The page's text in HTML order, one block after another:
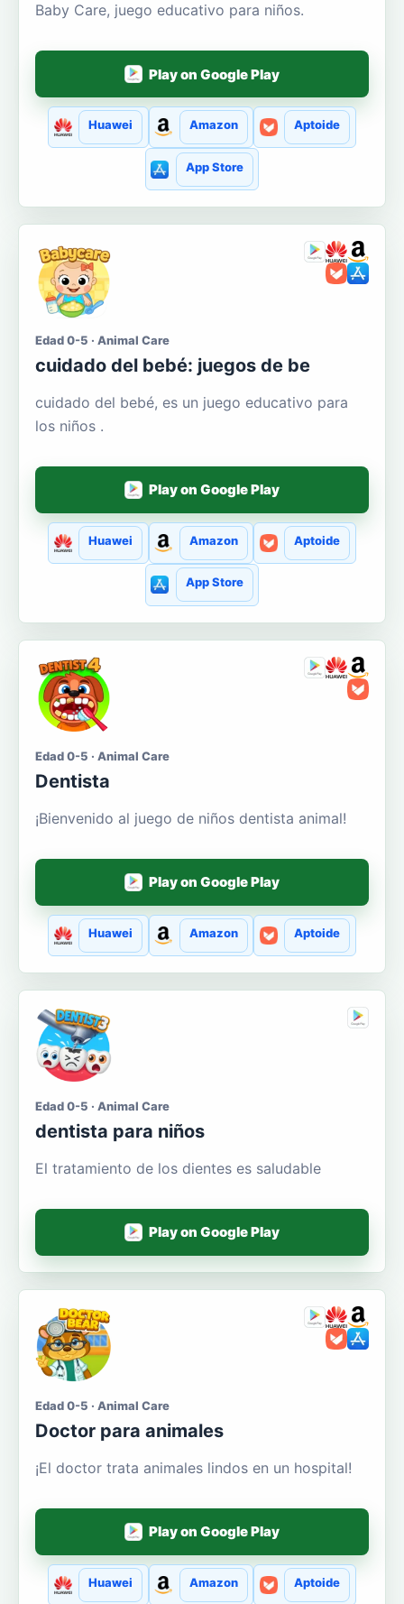
Baby Care, juego educativo para niños.
Play on Google Play
Huawei Amazon Aptoide
App Store
Edad 0-5 · Animal Care
cuidado del bebé: juegos de be
cuidado del bebé, es un juego educativo para
los niños .
Play on Google Play
Huawei Amazon Aptoide
App Store
Edad 0-5 · Animal Care
Dentista
¡Bienvenido al juego de niños dentista animal!
Play on Google Play
Huawei Amazon Aptoide
Edad 0-5 · Animal Care
dentista para niños
El tratamiento de los dientes es saludable
Play on Google Play
Edad 0-5 · Animal Care
Doctor para animales
¡El doctor trata animales lindos en un hospital!
Play on Google Play
Huawei Amazon Aptoide